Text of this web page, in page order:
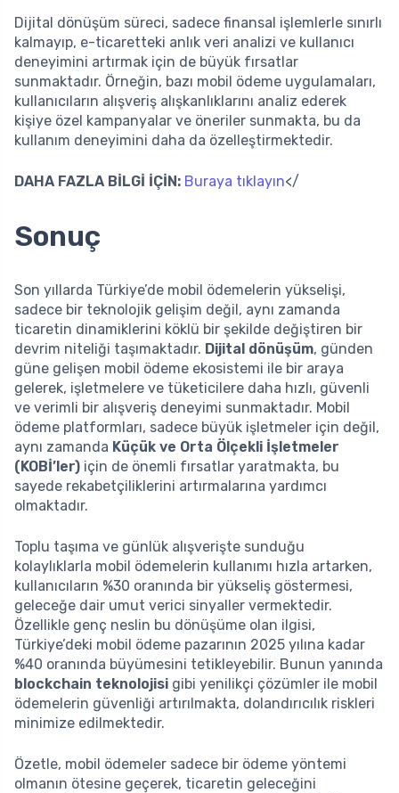
Dijital dönüşüm süreci, sadece finansal işlemlerle sınırlı
kalmayıp, e-ticaretteki anlık veri analizi ve kullanıcı
deneyimini artırmak için de büyük fırsatlar
sunmaktadır. Örneğin, bazı mobil ödeme uygulamaları,
kullanıcıların alışveriş alışkanlıklarını analiz ederek
kişiye özel kampanyalar ve öneriler sunmakta, bu da
kullanım deneyimini daha da özelleştirmektedir.
DAHA FAZLA BİLGİ İÇİN: Buraya tıklayın</
Sonuç
Son yıllarda Türkiye’de mobil ödemelerin yükselişi,
sadece bir teknolojik gelişim değil, aynı zamanda
ticaretin dinamiklerini köklü bir şekilde değiştiren bir
devrim niteliği taşımaktadır. Dijital dönüşüm, günden
güne gelişen mobil ödeme ekosistemi ile bir araya
gelerek, işletmelere ve tüketicilere daha hızlı, güvenli
ve verimli bir alışveriş deneyimi sunmaktadır. Mobil
ödeme platformları, sadece büyük işletmeler için değil,
aynı zamanda Küçük ve Orta Ölçekli İşletmeler
(KOBİ’ler) için de önemli fırsatlar yaratmakta, bu
sayede rekabetçiliklerini artırmalarına yardımcı
olmaktadır.
Toplu taşıma ve günlük alışverişte sunduğu
kolaylıklarla mobil ödemelerin kullanımı hızla artarken,
kullanıcıların %30 oranında bir yükseliş göstermesi,
geleceğe dair umut verici sinyaller vermektedir.
Özellikle genç neslin bu dönüşüme olan ilgisi,
Türkiye’deki mobil ödeme pazarının 2025 yılına kadar
%40 oranında büyümesini tetikleyebilir. Bunun yanında
blockchain teknolojisi gibi yenilikçi çözümler ile mobil
ödemelerin güvenliği artırılmakta, dolandırıcılık riskleri
minimize edilmektedir.
Özetle, mobil ödemeler sadece bir ödeme yöntemi
olmanın ötesine geçerek, ticaretin geleceğini